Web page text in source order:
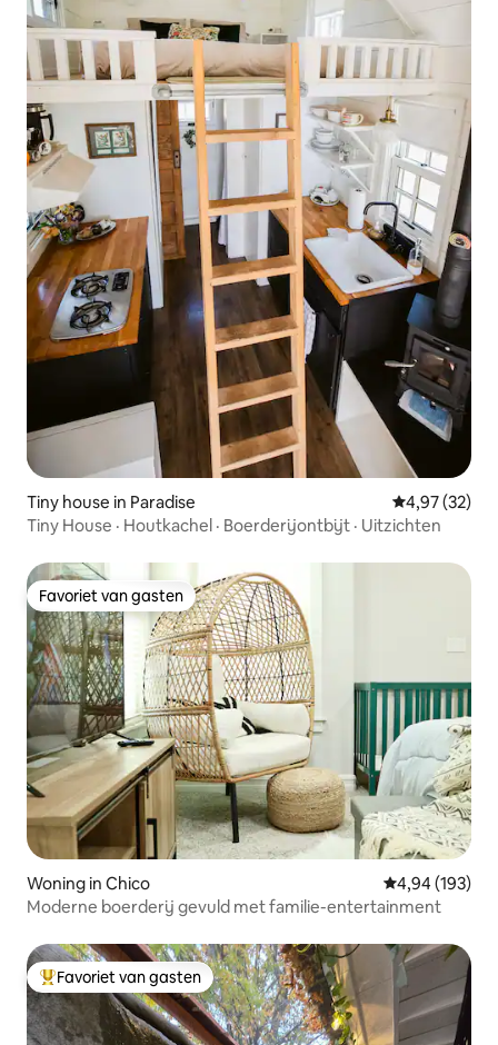
Tiny house in Paradise Gemiddelde
4,97 (32)
Tiny House · Houtkachel · Boerderijontbijt · Uitzichten
Favoriet van gasten
Favoriet van gasten
Woning in Chico Gemiddelde
4,94 (193)
Moderne boerderij gevuld met familie-entertainment
Topfavoriet van gasten
Favoriet van gasten